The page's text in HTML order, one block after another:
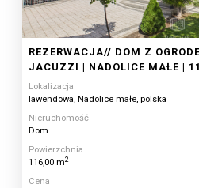
REZERWACJA// DOM Z
JACUZZI | NADOLICE MAŁE |
Lokalizacja
lawendowa, Nadolice małe, polska
Nieruchomość
Dom
Powierzchnia
116,00 m2
Cena